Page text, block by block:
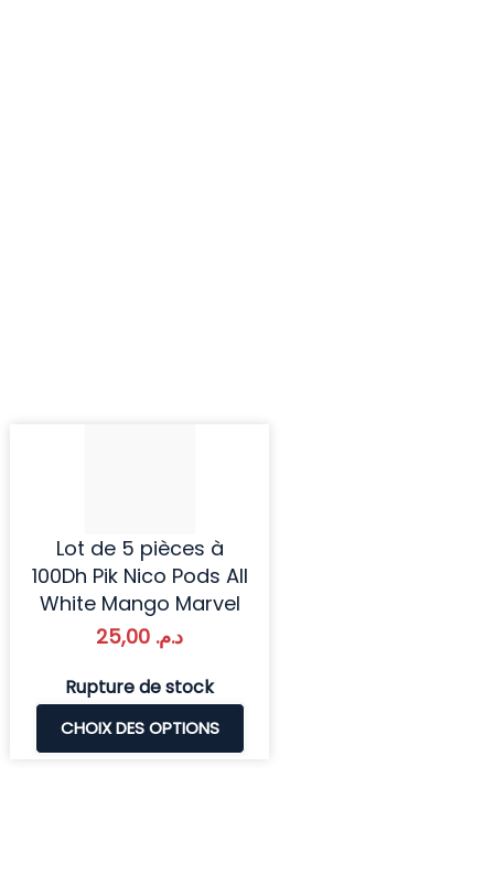
Lot de 5 pièces à
100Dh Pik Nico Pods All
White Mango Marvel
د.م.
Rupture de stock
CHOIX DES OPTIONS